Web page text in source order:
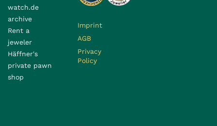
watch.de
archive
Rent a
jeweler
Häffner's
private pawn
shop
Imprint
AGB
Privacy
Policy